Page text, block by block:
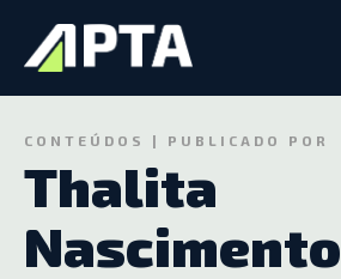
CONTEÚDOS | PUBLICADO POR
Thalita
Nascimento